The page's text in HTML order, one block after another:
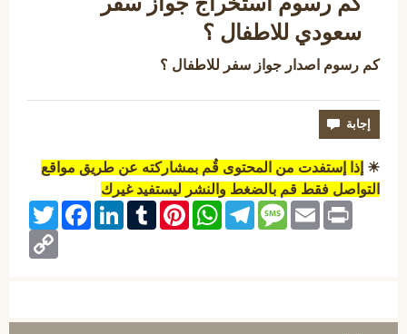
سعودي للاطفال ؟
كم رسوم اصدار جواز سفر للاطفال ؟
☀ إذا إستفدت من المحتوى قُم بمشاركته عن طريق مواقع
التواصل فقط قم بالضغط والنشر ليستفيد غيرك
Twitter
FacebookLinkedInTumblrPinterest
WhatsAppTelegramMessageEmail Print
Copy
Link